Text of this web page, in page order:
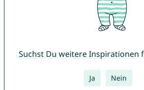
Suchst Du weitere Inspirationen
Ja Nein